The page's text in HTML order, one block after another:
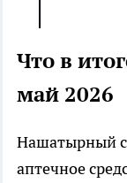
Что в
май 2026
Нашатырный
аптечное